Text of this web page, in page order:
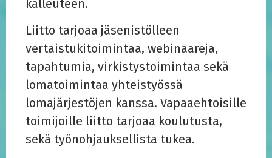
kalleuteen.
Liitto tarjoaa jäsenistölleen
vertaistukitoimintaa, webinaareja,
tapahtumia, virkistystoimintaa sekä
lomatoimintaa yhteistyössä
lomajärjestöjen kanssa. Vapaaehtoisille
toimijoille liitto tarjoaa koulutusta,
sekä työnohjauksellista tukea.